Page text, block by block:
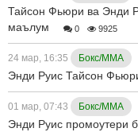
Тайсон Фьюри ва Энди
маълум
0 9925
24 мар, 16:35 Бокс/ММА
Энди Руис Тайсон
01 мар, 07:43 Бокс/ММА
Энди Руис промоутери